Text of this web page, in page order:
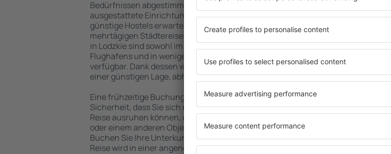
Bedürfnissen abgestimmt sind. Geräumige und komfortabel
ausgestattete Einrichtungen mit vielen Annehmlichkeiten und
günstige Hostels erwarten die Besucher, wo sie während einer
mehrtägigen Städtereise übernachten können. Die Unterkünfte
in Lodzkie sind sowohl im Zentrum als auch in der Nähe des
Flughafens und in weniger beliebten Stadtteilen oder Regionen
verfügbar. Dank dessen wählen Sie eine Unterkunft in Lodzkie in
einer günstigen Lage, abhängig von Ihren weiteren Vorhaben.
Eine frühzeitige Buchung der Unterkunft in Lodzkie gibt die
Sicherheit, dass Sie sich nach dem Erreichen des Ziels nach der
Reise ausruhen können, ohne nach einem Hotel, einer Wohnung
oder einem anderen Objekt für Reisende suchen zu müssen.
Buchen Sie Ihre Unterkunft vor dem Besuch von Lodzkie und Ihre
Reise wird in einer angenehmeren Atmosphäre verlaufen.
Senioren
Hotels
bieten
Wenn
breites
alles,
für